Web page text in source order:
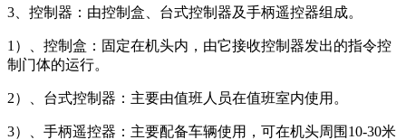
3、控制器：由控制盒、台式控制器及手柄遥控器组成。
1）、控制盒：固定在机头内，由它接收控制器发出的指令控
制门体的运行。
2）、台式控制器：主要由值班人员在值班室内使用。
3）、手柄遥控器：主要配备车辆使用，可在机头周围10-30米